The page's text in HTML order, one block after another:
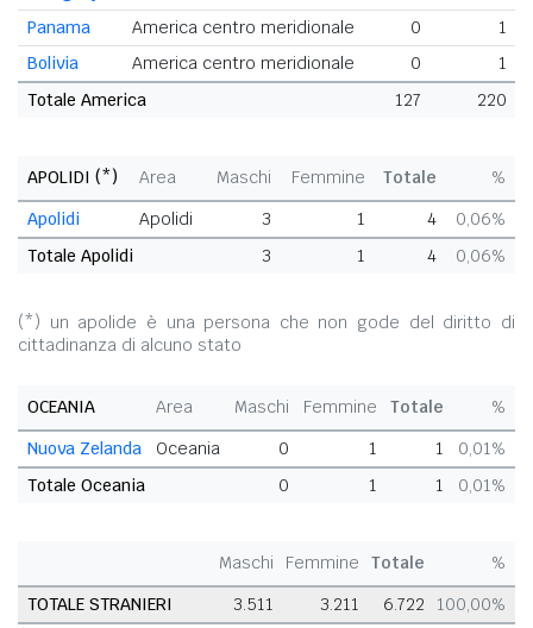
Panama
America centro meridionale 0
1
Bolivia
America centro meridionale 0
1
Totale America
127 220
APOLIDI (*) Area Maschi Femmine Totale
%
Apolidi
Apolidi 3 1 4
0,06%
Totale Apolidi
3 1 4 0,06%
(*) un apolide è una persona che non gode del diritto di
cittadinanza di alcuno stato
OCEANIA Area Maschi Femmine Totale
%
Nuova Zelanda
Oceania 0 1 1
0,01%
Totale Oceania
0 1 1 0,01%
Maschi Femmine Totale
%
TOTALE STRANIERI
3.511 3.211 6.722 100,00%